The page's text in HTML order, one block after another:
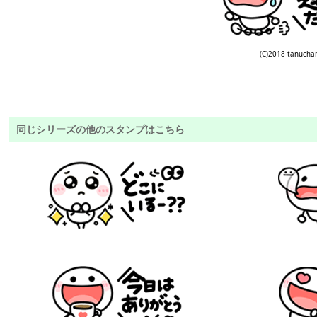
(C)2018
同じシリーズの他のスタンプはこちら